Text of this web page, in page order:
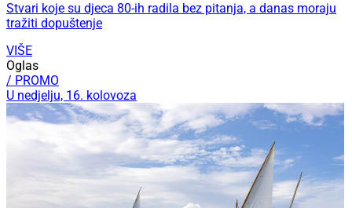
Stvari koje su djeca 80-ih radila bez pitanja, a danas moraju
tražiti dopuštenje
VIŠE
Oglas
/ PROMO
U nedjelju, 16. kolovoza